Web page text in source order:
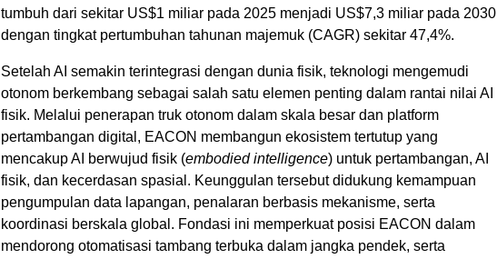
tumbuh dari sekitar US$1 miliar pada 2025 menjadi US$7,3 miliar pada 2030
dengan tingkat pertumbuhan tahunan majemuk (CAGR) sekitar 47,4%.
Setelah AI semakin terintegrasi dengan dunia fisik, teknologi mengemudi
otonom berkembang sebagai salah satu elemen penting dalam rantai nilai AI
fisik. Melalui penerapan truk otonom dalam skala besar dan platform
pertambangan digital, EACON membangun ekosistem tertutup yang
mencakup AI berwujud fisik (embodied intelligence) untuk pertambangan, AI
fisik, dan kecerdasan spasial. Keunggulan tersebut didukung kemampuan
pengumpulan data lapangan, penalaran berbasis mekanisme, serta
koordinasi berskala global. Fondasi ini memperkuat posisi EACON dalam
mendorong otomatisasi tambang terbuka dalam jangka pendek, serta